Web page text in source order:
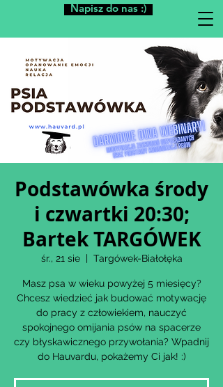
Napisz do nas :)
Podstawówka środy
i czwartki 20:30;
Bartek TARGÓWEK
śr., 21 sie
  |
Targówek-Białołęka
Masz psa w wieku powyżej 5 miesięcy?
Chcesz wiedzieć jak budować motywację
do pracy z człowiekiem, nauczyć
spokojnego omijania psów na spacerze
czy błyskawicznego przywołania? Wpadnij